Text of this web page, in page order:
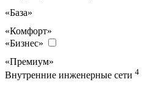
«База»
«Комфорт»
«Бизнес»
«Премиум»
Внутренние инженерные сети 4